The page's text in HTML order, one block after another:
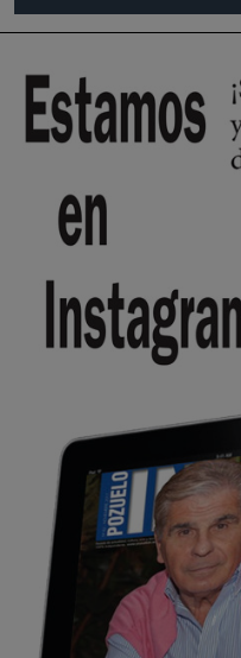
Pozuelo de Alarcón
Wayne Rooney era el
Pozuelo de Alarcón
🔴